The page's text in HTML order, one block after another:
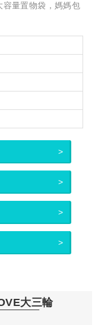
容量置物袋，媽媽包
大三輪